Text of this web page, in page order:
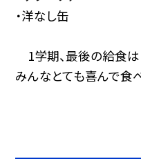
・洋なし缶
1学期、最後の給食
みんなとても喜んで食